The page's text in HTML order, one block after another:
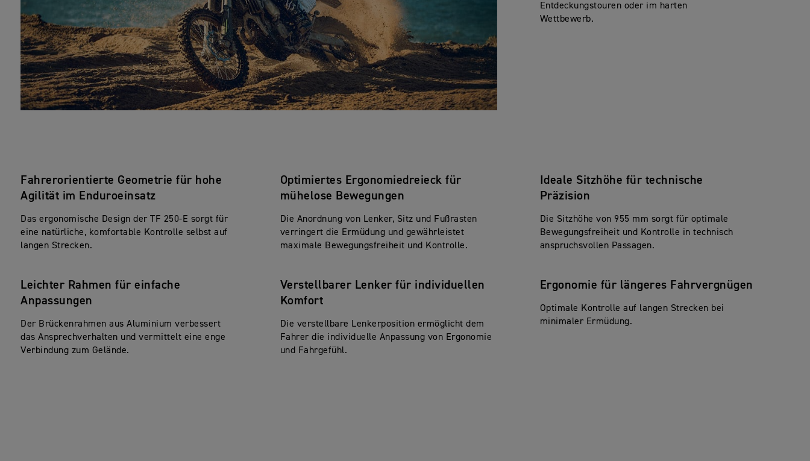
Entdeckungstouren oder im harten
Wettbewerb.
Fahrerorientierte Geometrie für hohe
Agilität im Enduroeinsatz
Das ergonomische Design der TF 250-E sorgt für
eine natürliche, komfortable Kontrolle selbst auf
langen Strecken.
Optimiertes Ergonomiedreieck für
mühelose Bewegungen
Die Anordnung von Lenker, Sitz und Fußrasten
verringert die Ermüdung und gewährleistet
maximale Bewegungsfreiheit und Kontrolle.
Ideale Sitzhöhe für technische
Präzision
Die Sitzhöhe von 955 mm sorgt für optimale
Bewegungsfreiheit und Kontrolle in technisch
anspruchsvollen Passagen.
Leichter Rahmen für einfache
Anpassungen
Der Brückenrahmen aus Aluminium verbessert
das Ansprechverhalten und vermittelt eine enge
Verbindung zum Gelände.
Verstellbarer Lenker für individuellen
Komfort
Die verstellbare Lenkerposition ermöglicht dem
Fahrer die individuelle Anpassung von Ergonomie
und Fahrgefühl.
Ergonomie für längeres Fahrvergnügen
Optimale Kontrolle auf langen Strecken bei
minimaler Ermüdung.